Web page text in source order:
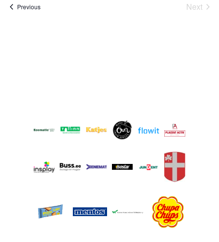
PreviousEvents
Next